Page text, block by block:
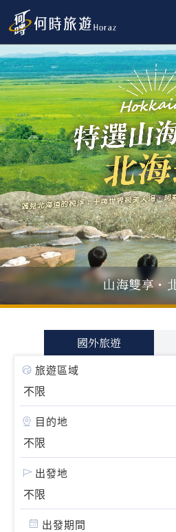
父親節．限時特別企劃
一人旅行Solo Travel山海雙享・
國外旅遊
旅遊區域
目的地
出發地
出發期間